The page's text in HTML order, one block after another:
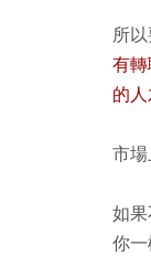
所
有
的人
市
如
你